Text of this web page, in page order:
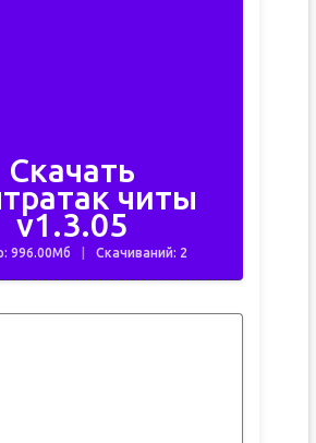
Скачать
читы
v1.3.05
996.00Мб Скачиваний: 2